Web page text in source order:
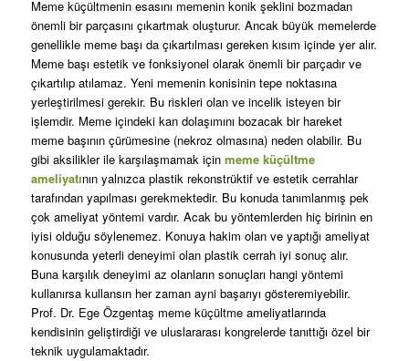
Meme küçültmenin esasını memenin konik şeklini bozmadan
önemli bir parçasını çıkartmak oluşturur. Ancak büyük memelerde
genellikle meme başı da çıkartılması gereken kısım içinde yer alır.
Meme başı estetik ve fonksiyonel olarak önemli bir parçadır ve
çıkartılıp atılamaz. Yeni memenin konisinin tepe noktasına
yerleştirilmesi gerekir. Bu riskleri olan ve incelik isteyen bir
işlemdir. Meme içindeki kan dolaşımını bozacak bir hareket
meme başının çürümesine (nekroz olmasına) neden olabilir. Bu
gibi aksilikler ile karşılaşmamak için meme küçültme
ameliyatının yalnızca plastik rekonstrüktif ve estetik cerrahlar
tarafından yapılması gerekmektedir. Bu konuda tanımlanmış pek
çok ameliyat yöntemi vardır. Acak bu yöntemlerden hiç birinin en
iyisi olduğu söylenemez. Konuya hakim olan ve yaptığı ameliyat
konusunda yeterli deneyimi olan plastik cerrah iyi sonuç alır.
Buna karşılık deneyimi az olanların sonuçları hangi yöntemi
kullanırsa kullansın her zaman ayni başarıyı gösteremiyebilir.
Prof. Dr. Ege Özgentaş meme küçültme ameliyatlarında
kendisinin geliştirdiği ve uluslararası kongrelerde tanıttığı özel bir
teknik uygulamaktadır.